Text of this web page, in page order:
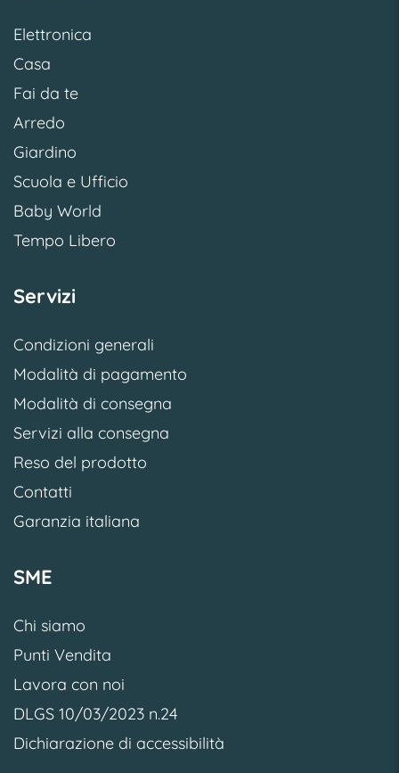
Elettronica
Casa
Fai da te
Arredo
Giardino
Scuola e Ufficio
Baby World
Tempo Libero
Servizi
Condizioni generali
Modalità di pagamento
Modalità di consegna
Servizi alla consegna
Reso del prodotto
Contatti
Garanzia italiana
SME
Chi siamo
Punti Vendita
Lavora con noi
DLGS 10/03/2023 n.24
Dichiarazione di accessibilità